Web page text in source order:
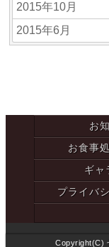
2015年10月
2015年6月
お
お食事
ギャ
プライバ
Copyright(C)